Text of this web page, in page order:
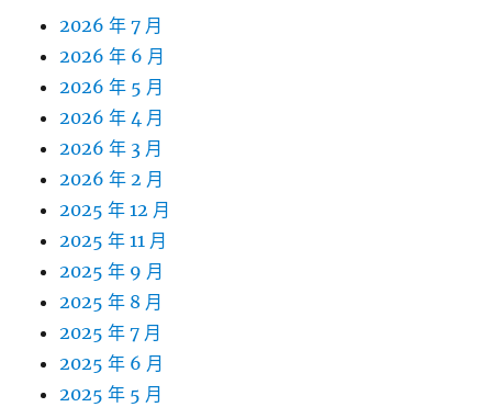
2026 年 7 月
2026 年 6 月
2026 年 5 月
2026 年 4 月
2026 年 3 月
2026 年 2 月
2025 年 12 月
2025 年 11 月
2025 年 9 月
2025 年 8 月
2025 年 7 月
2025 年 6 月
2025 年 5 月